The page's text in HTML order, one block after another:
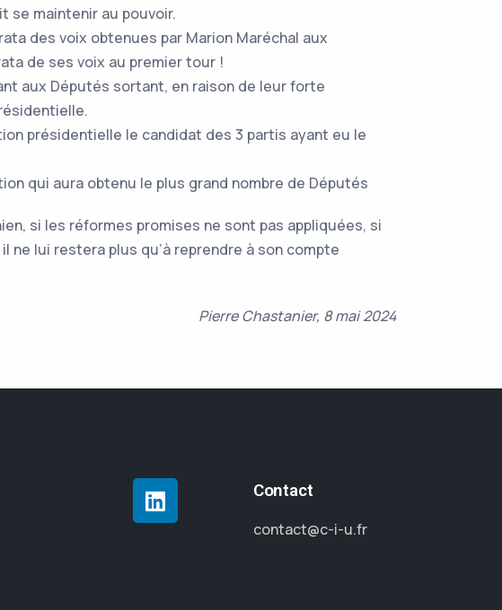
se maintenir au pouvoir.
des voix obtenues par Marion Maréchal aux
de ses voix au premier tour !
aux Députés sortant, en raison de leur forte
présidentielle le candidat des 3 partis ayant eu le
qui aura obtenu le plus grand nombre de Députés
si les réformes promises ne sont pas appliquées, si
ne lui restera plus qu’à reprendre à son compte
Pierre Chastanier, 8 mai 2024
Contact
contact@c-i-u.fr